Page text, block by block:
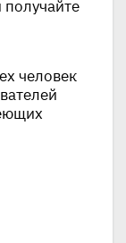
человек